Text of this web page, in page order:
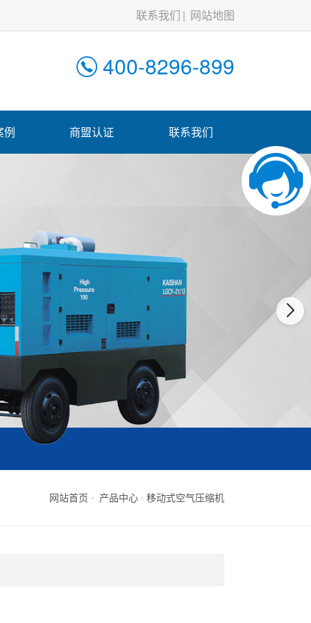
联系我们 网站地图
400-8296-899
例 商盟认证 联系我们
网站首页 产品中心 移动式空气压缩机